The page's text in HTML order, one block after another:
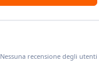
Nessuna recensione degli utenti